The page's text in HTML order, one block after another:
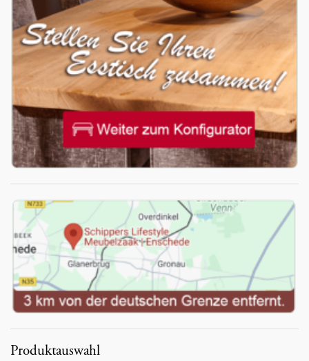
Produktauswahl